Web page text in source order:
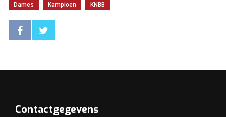
Dames Kampioen KNBB
Contactgegevens